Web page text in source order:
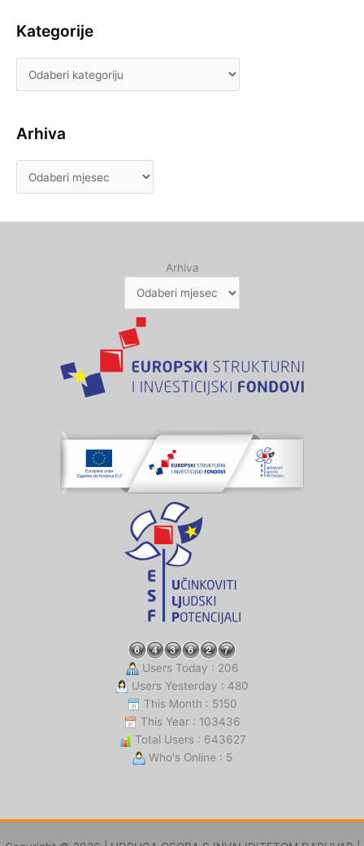
Kategorije
Arhiva
Arhiva
Users Today : 206
Users Yesterday : 480
This Month : 5150
This Year : 103436
Total Users : 643627
Who's Online : 5